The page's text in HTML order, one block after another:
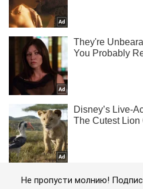
Не пропусти молнию!